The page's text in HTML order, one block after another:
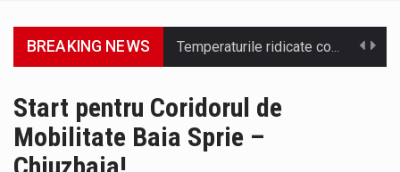
BREAKING NEWS SC VITAL SA: Întreruperea furnizării apei potabile în următoarele zone este consecința unor avarii. Ne cerem scuze pentru aceste incidente…
Start pentru Coridorul de
Mobilitate Baia Sprie –